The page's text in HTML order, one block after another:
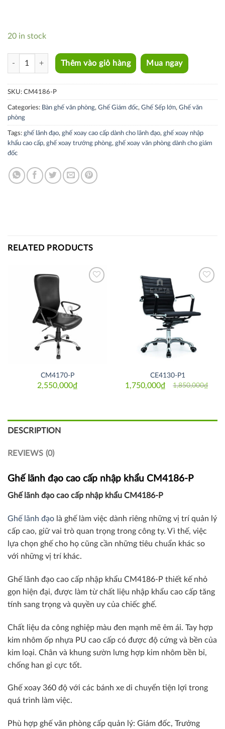
20 in stock
CM4186-P quantity
Thêm vào giỏ hàng Mua ngay
SKU: CM4186-P
Categories: Bàn ghế văn phòng, Ghế Giám đốc, Ghế Sếp lớn, Ghế văn
phòng
Tags: ghế lãnh đạo, ghế xoay cao cấp dành cho lãnh đạo, ghế xoay nhập
khẩu cao cấp, ghế xoay trưởng phòng, ghế xoay văn phòng dành cho giám
đốc
RELATED PRODUCTS
CM4170-P
2,550,000₫
CE4130-P1
1,850,000₫
Original
1,750,000₫
Current
DESCRIPTION
REVIEWS (0)
Ghế lãnh đạo cao cấp nhập khẩu CM4186-P
Ghế lãnh đạo cao cấp nhập khẩu CM4186-P
Ghế lãnh đạo là ghế làm việc dành riêng những vị trí quản lý
cấp cao, giữ vai trò quan trọng trong công ty. Vì thế, việc
lựa chọn ghế cho họ cũng cần những tiêu chuẩn khác so
với những vị trí khác.
Ghế lãnh đạo cao cấp nhập khẩu CM4186-P thiết kế nhỏ
gọn hiện đại, được làm từ chất liệu nhập khẩu cao cấp tăng
tính sang trọng và quyền uy của chiếc ghế.
Chất liệu da công nghiệp màu đen mạnh mẽ êm ái. Tay hợp
kim nhôm ốp nhựa PU cao cấp có được độ cứng và bền của
kim loại. Chân và khung sườn lưng hợp kim nhôm bền bỉ,
chống han gỉ cực tốt.
Ghế xoay 360 độ với các bánh xe di chuyển tiện lợi trong
quá trình làm việc.
Phù hợp ghế văn phòng cấp quản lý: Giám đốc, Trưởng